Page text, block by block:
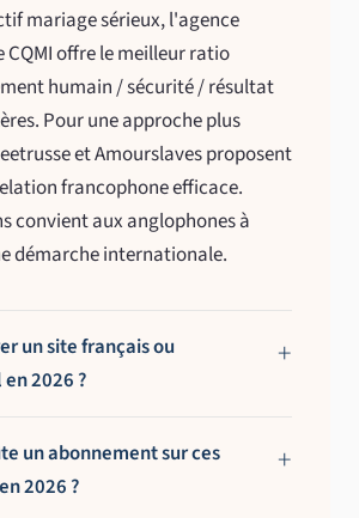
mariage sérieux, l'agence
offre le meilleur ratio
humain / sécurité / résultat
Pour une approche plus
et Amourslaves proposent
francophone efficace.
convient aux anglophones à
démarche internationale.
un site français ou
2026 ?
un abonnement sur ces
2026 ?